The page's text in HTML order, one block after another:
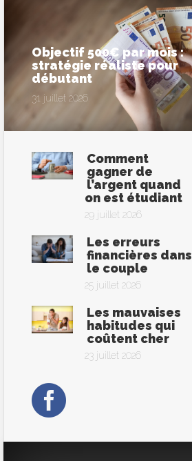
Objectif 500€ par mois :
stratégie réaliste pour
débutant
31 juillet 2026
Comment
gagner de
l’argent quand
on est étudiant
29 juillet 2026
Les erreurs
financières dans
le couple
25 juillet 2026
Les mauvaises
habitudes qui
coûtent cher
23 juillet 2026